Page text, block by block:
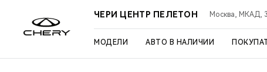
ЧЕРИ ЦЕНТР ПЕЛЕТОН Москва, МКАД,
МОДЕЛИ АВТО В НАЛИЧИИ